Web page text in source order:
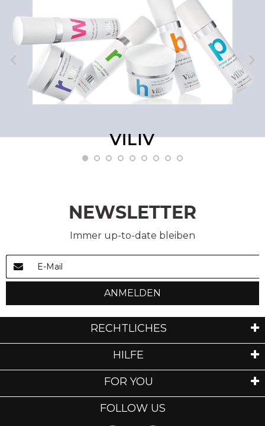
NEWSLETTER
Immer up-to-date bleiben
ANMELDEN
RECHTLICHES
HILFE
FOR YOU
FOLLOW US